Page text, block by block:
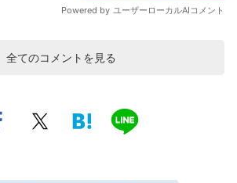
全てのコメントを見る